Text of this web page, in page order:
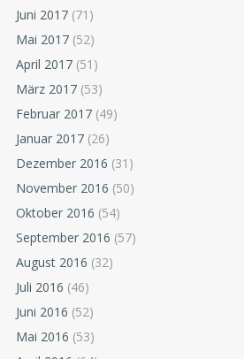
Juni 2017 (71)
Mai 2017 (52)
April 2017 (51)
März 2017 (53)
Februar 2017 (49)
Januar 2017 (26)
Dezember 2016 (31)
November 2016 (50)
Oktober 2016 (54)
September 2016 (57)
August 2016 (32)
Juli 2016 (46)
Juni 2016 (52)
Mai 2016 (53)